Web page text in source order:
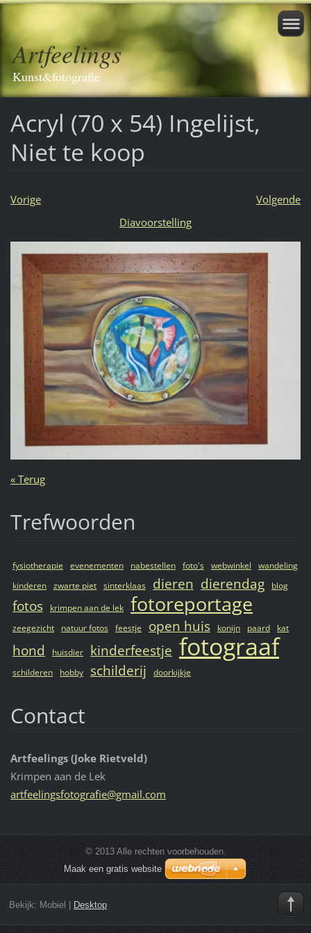
Artfeelings
Kunst&fotografie
Acryl (70 x 54) Ingelijst,
Niet te koop
Vorige
Volgende
Diavoorstelling
« Terug
Trefwoorden
fysiotherapie evenementen nabestellen foto's webwinkel
wandeling
kinderen zwarte piet sinterklaas dieren dierendag blog
fotos krimpen aan de lek fotoreportage
zeegezicht natuur fotos feestje open huis konijn paard kat
hond huisdier kinderfeestje fotograaf
schilderen hobby schilderij doorkijkje
Contact
Artfeelings (Joke Rietveld)
Krimpen aan de Lek
artfeelingsfotografie@gmail.com
© 2013 Alle rechten voorbehouden.
Maak een gratis website
Bekijk: Mobiel Desktop